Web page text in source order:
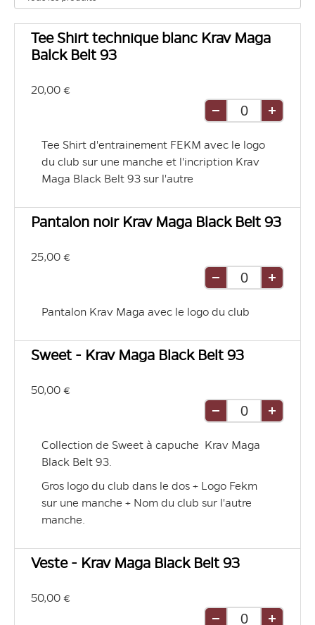
Tee Shirt technique blanc Krav Maga
Balck Belt 93
20,00 €
Retirer
unité
Ajouter
Tee Shirt d'entrainement FEKM avec le logo
du club sur une manche et l'incription Krav
Maga Black Belt 93 sur l'autre
Pantalon noir Krav Maga Black Belt 93
25,00 €
Retirer
unité
Ajouter
Pantalon Krav Maga avec le logo du club
Sweet - Krav Maga Black Belt 93
50,00 €
Retirer
unité
Ajouter
Collection de Sweet à capuche  Krav Maga
Black Belt 93.
Gros logo du club dans le dos + Logo Fekm
sur une manche + Nom du club sur l'autre
manche.
Veste - Krav Maga Black Belt 93
50,00 €